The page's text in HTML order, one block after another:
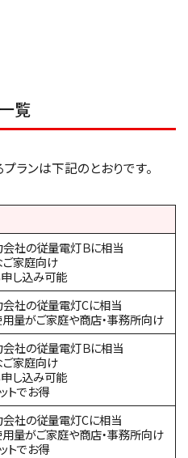
覧
ランは下記のとおりです。
会社の従量電灯Ｂに相当
ご家庭向け
申し込み可能
会社の従量電灯Cに相当
用量がご家庭や商店・事務所向け
会社の従量電灯Ｂに相当
ご家庭向け
申し込み可能
トでお得
会社の従量電灯Cに相当
用量がご家庭や商店・事務所向け
トでお得